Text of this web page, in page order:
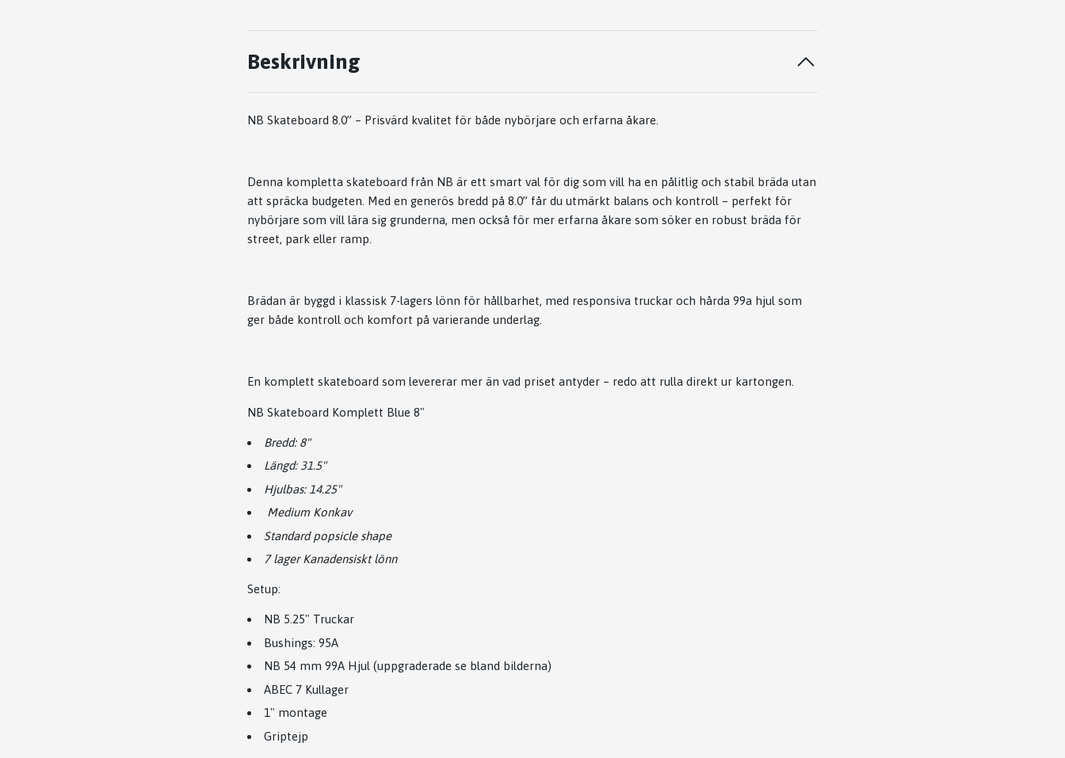
Beskrivning
NB Skateboard 8.0” – Prisvärd kvalitet för både nybörjare och erfarna åkare.
Denna kompletta skateboard från NB är ett smart val för dig som vill ha en pålitlig och stabil bräda utan
att spräcka budgeten. Med en generös bredd på 8.0” får du utmärkt balans och kontroll – perfekt för
nybörjare som vill lära sig grunderna, men också för mer erfarna åkare som söker en robust bräda för
street, park eller ramp.
Brädan är byggd i klassisk 7-lagers lönn för hållbarhet, med responsiva truckar och hårda 99a hjul som
ger både kontroll och komfort på varierande underlag.
En komplett skateboard som levererar mer än vad priset antyder – redo att rulla direkt ur kartongen.
NB Skateboard Komplett Blue 8"
Bredd: 8"
Längd: 31.5"
Hjulbas: 14.25"
Medium Konkav
Standard popsicle shape
7 lager Kanadensiskt lönn
Setup:
NB 5.25" Truckar
Bushings: 95A
NB 54 mm 99A Hjul (uppgraderade se bland bilderna)
ABEC 7 Kullager
1" montage
Griptejp